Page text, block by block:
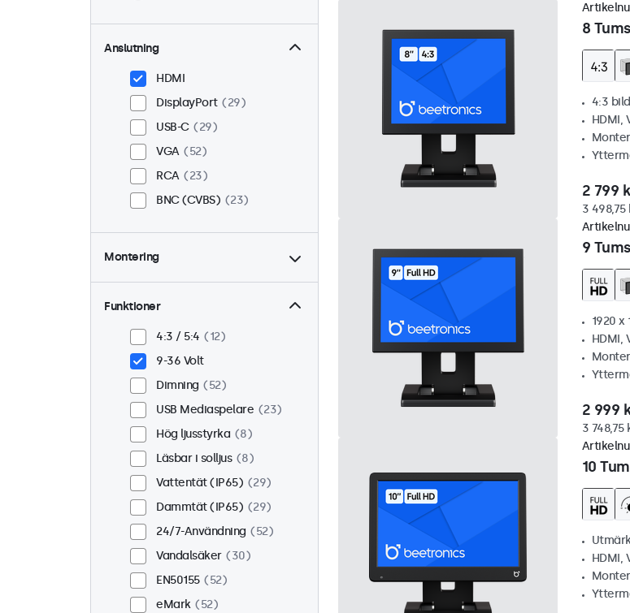
Anslutning
HDMI
DisplayPort
29
USB-C
29
VGA
52
RCA
23
BNC (CVBS)
23
Montering
Skrivbord
44
Vägg
Panel monterad
Inbyggd
Rackmontering (19 tum)
VESA 75 x 75
VESA 100 x 100
Funktioner
4:3 / 5:4
12
9-36 Volt
Dimning
52
USB Mediaspelare
23
Hög ljusstyrka
8
Läsbar i solljus
8
Vattentät (IP65)
29
Dammtät (IP65)
29
24/7-Användning
52
Vandalsäker
30
EN50155
52
eMark
52
8
4:3
HDMI,
2 799
3
9
1920 x
HDMI,
2 999
3 748,75
10
HDMI,